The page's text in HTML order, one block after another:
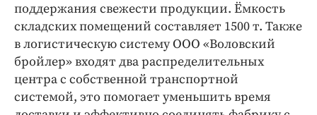
поддержания свежести продукции. Ёмкость
складских помещений составляет 1500 т. Также
в логистическую систему ООО «Воловский
бройлер» входят два распределительных
центра с собственной транспортной
системой, это помогает уменьшить время